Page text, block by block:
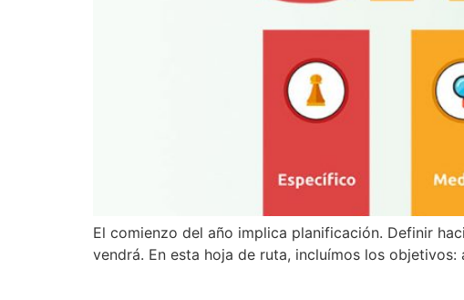
El comienzo del año implica planificación. Definir
vendrá. En esta hoja de ruta, incluímos los